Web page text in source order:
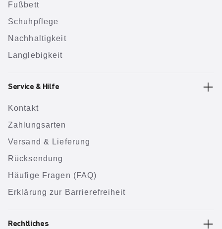
Fußbett
Schuhpflege
Nachhaltigkeit
Langlebigkeit
Service & Hilfe
Kontakt
Zahlungsarten
Versand & Lieferung
Rücksendung
Häufige Fragen (FAQ)
Erklärung zur Barrierefreiheit
Rechtliches